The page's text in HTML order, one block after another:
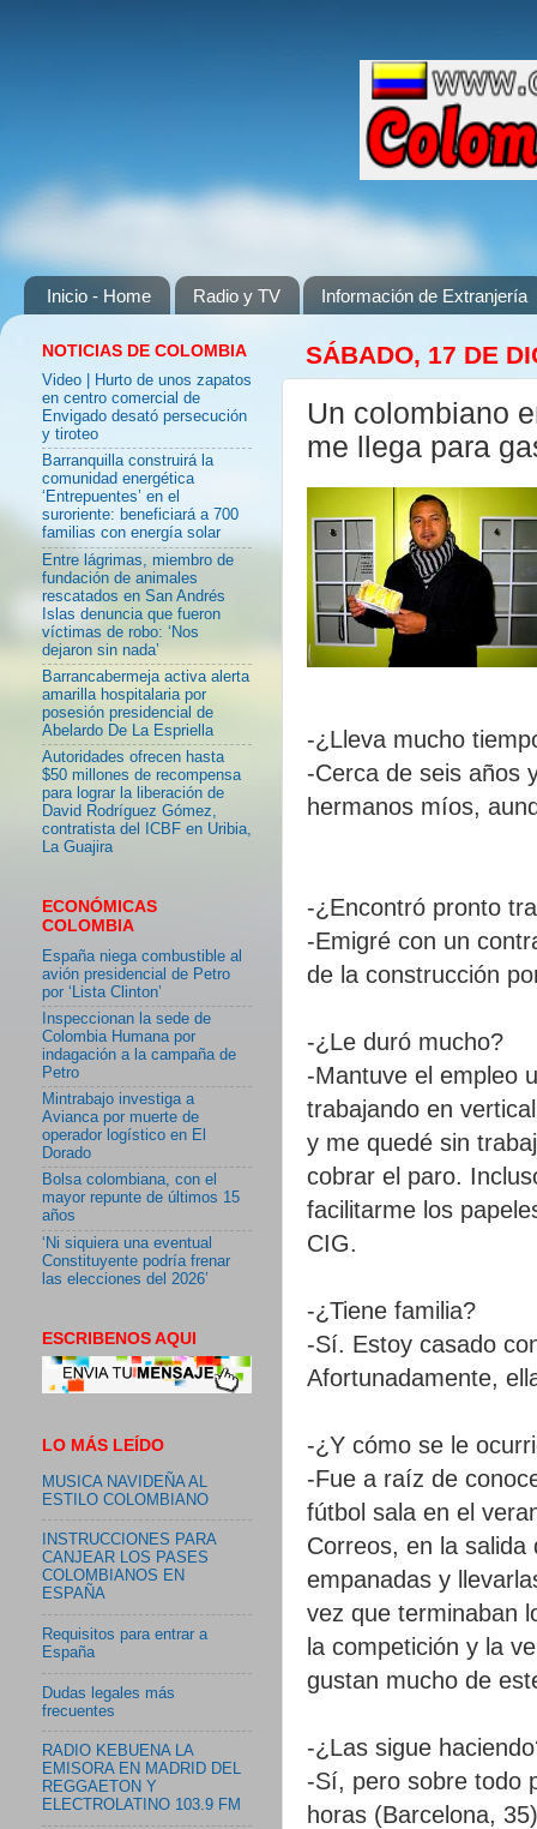
Inicio - Home Radio y TV Información de Extranjería
SÁBADO, 17 DE
Un colombiano
me llega para
-¿Lleva mucho
-Cerca de seis años
hermanos míos,
-¿Encontró pronto
-Emigré con un
de la construcción
-¿Le duró mucho?
-Mantuve el empleo
trabajando en
y me quedé sin
cobrar el paro.
facilitarme los
CIG.
-¿Tiene familia?
-Sí. Estoy casado
Afortunadamente,
-¿Y cómo se le
-Fue a raíz de
fútbol sala en el
Correos, en la
empanadas y
vez que terminaban
la competición y la
gustan mucho de
-¿Las sigue
-Sí, pero sobre todo
horas (Barcelona,
NOTICIAS DE COLOMBIA
Video | Hurto de unos zapatos
en centro comercial de
Envigado desató persecución
y tiroteo
Barranquilla construirá la
comunidad energética
‘Entrepuentes’ en el
suroriente: beneficiará a 700
familias con energía solar
Entre lágrimas, miembro de
fundación de animales
rescatados en San Andrés
Islas denuncia que fueron
víctimas de robo: ‘Nos
dejaron sin nada’
Barrancabermeja activa alerta
amarilla hospitalaria por
posesión presidencial de
Abelardo De La Espriella
Autoridades ofrecen hasta
$50 millones de recompensa
para lograr la liberación de
David Rodríguez Gómez,
contratista del ICBF en Uribia,
La Guajira
ECONÓMICAS
COLOMBIA
España niega combustible al
avión presidencial de Petro
por ‘Lista Clinton’
Inspeccionan la sede de
Colombia Humana por
indagación a la campaña de
Petro
Mintrabajo investiga a
Avianca por muerte de
operador logístico en El
Dorado
Bolsa colombiana, con el
mayor repunte de últimos 15
años
‘Ni siquiera una eventual
Constituyente podría frenar
las elecciones del 2026’
ESCRIBENOS AQUI
LO MÁS LEÍDO
MUSICA NAVIDEÑA AL
ESTILO COLOMBIANO
INSTRUCCIONES PARA
CANJEAR LOS PASES
COLOMBIANOS EN
ESPAÑA
Requisitos para entrar a
España
Dudas legales más
frecuentes
RADIO KEBUENA LA
EMISORA EN MADRID DEL
REGGAETON Y
ELECTROLATINO 103.9 FM